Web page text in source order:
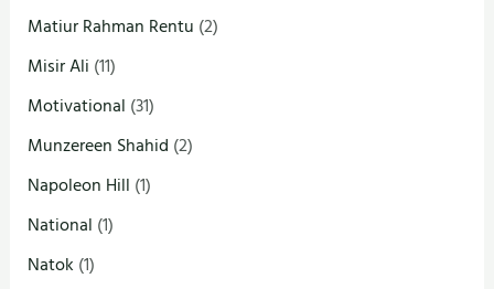
Matiur Rahman Rentu (2)
Misir Ali (11)
Motivational (31)
Munzereen Shahid (2)
Napoleon Hill (1)
National (1)
Natok (1)